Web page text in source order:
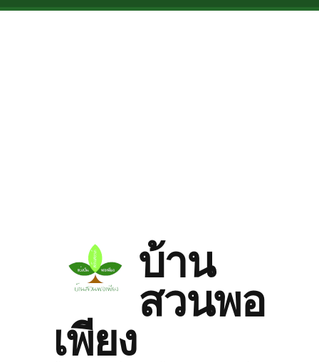
Skip to main content
บ้าน
สวนพอ
เพียง